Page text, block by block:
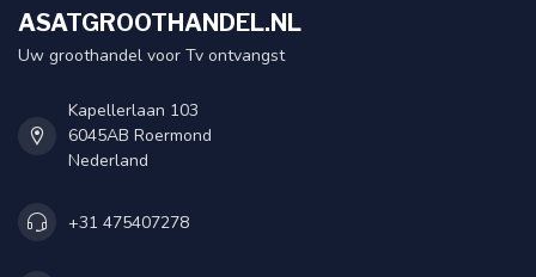
ASATGROOTHANDEL.NL
Uw groothandel voor Tv ontvangst
Kapellerlaan 103
6045AB Roermond
Nederland
+31 475407278